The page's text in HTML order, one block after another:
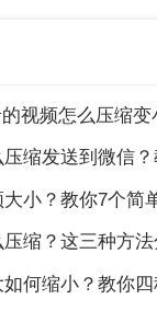
频怎么压缩变小？教
发送到微信？教你
小？教你7个简
缩？这三种方法
缩小？教你四种